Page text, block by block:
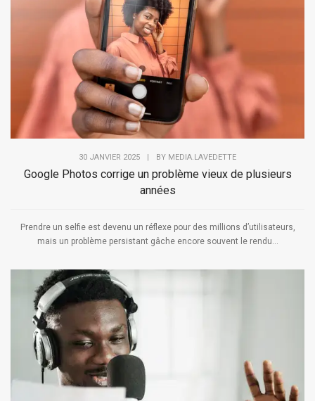
30 JANVIER 2025 BY MEDIA.LAVEDETTE
Google Photos corrige un problème vieux de plusieurs
années
Prendre un selfie est devenu un réflexe pour des millions d’utilisateurs,
mais un problème persistant gâche encore souvent le rendu...